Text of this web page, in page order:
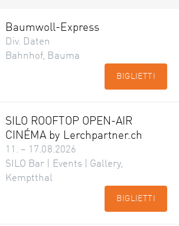
Baumwoll-Express
Div. Daten
Bahnhof, Bauma
BIGLIETTI
SILO ROOFTOP OPEN-AIR
CINÉMA by Lerchpartner.ch
11. – 17.08.2026
SILO Bar | Events | Gallery,
Kemptthal
BIGLIETTI